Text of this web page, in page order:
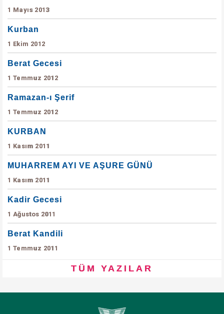
1 Mayıs 2013
Kurban
1 Ekim 2012
Berat Gecesi
1 Temmuz 2012
Ramazan-ı Şerif
1 Temmuz 2012
KURBAN
1 Kasım 2011
MUHARREM AYI VE AŞURE GÜNÜ
1 Kasım 2011
Kadir Gecesi
1 Ağustos 2011
Berat Kandili
1 Temmuz 2011
TÜM YAZILAR